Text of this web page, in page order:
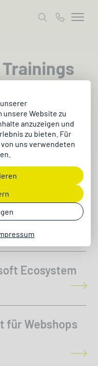
Website zu
anzuzeigen und
zu bieten. Für
uns verwendeten
und profitiere
in den
E-
ERP und
für Business
Ecosystem
für Webshops